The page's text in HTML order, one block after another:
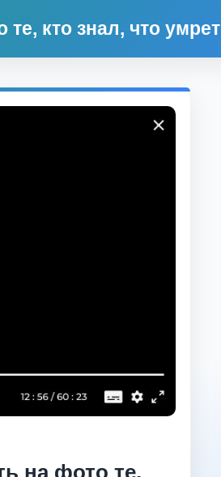
кто знал, что умрет